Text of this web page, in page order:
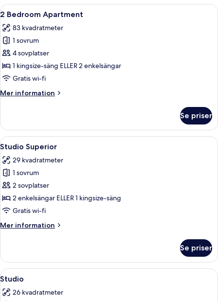
Öppna
alla
foton
för
2
Bedroom
Apartment
En byggnad med flera våningar, en
11
2 Bedroom Apartment
83 kvadratmeter
1 sovrum
4 sovplatser
1 kingsize-säng ELLER 2 enkelsängar
Gratis wi-fi
Mer information
Mer
Bedroom
Apartment
Se priser
Öppna
alla
foton
för
Studio
Superior
En byggnad med flera våningar, en
5
Studio Superior
29 kvadratmeter
1 sovrum
2 sovplatser
2 enkelsängar ELLER 1 kingsize-säng
Gratis wi-fi
Mer information
Mer
Superior
Se priser
Öppna
alla
foton
Ett sovrum med en säng, ett
7
Studio
26 kvadratmeter